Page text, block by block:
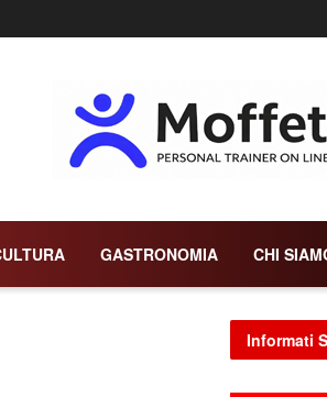
GASTRONOMIA CHI
Informati